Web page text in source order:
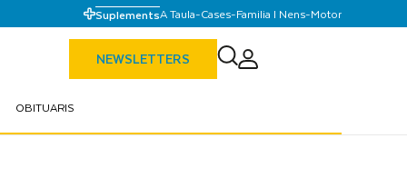
SuplementsA Taula-Cases-Familia I Nens-Motor
NEWSLETTERS
OBITUARIS